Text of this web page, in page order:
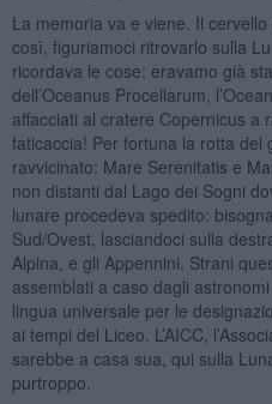
La memoria va e viene. Il
così, figuriamoci ritrovarlo sulla
ricordava le cose: eravamo già
dell’Oceanus Procellarum,
affacciati al cratere Copernicus a
faticaccia! Per fortuna la rotta
ravvicinato: Mare Serenitatis e
non distanti dal Lago dei Sogni
lunare procedeva spedito:
Sud/Ovest, lasciandoci sulla
Alpina, e gli Appennini. Strani
assemblati a caso dagli
lingua universale per le
ai tempi del Liceo. L’AICC,
sarebbe a casa sua, qui sulla
purtroppo.